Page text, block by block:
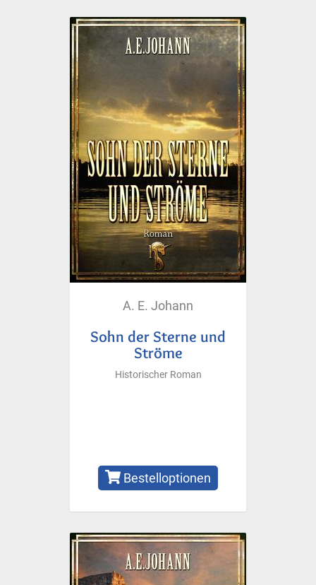
A. E. Johann
Sohn der Sterne und
Ströme
Historischer Roman
Bestelloptionen